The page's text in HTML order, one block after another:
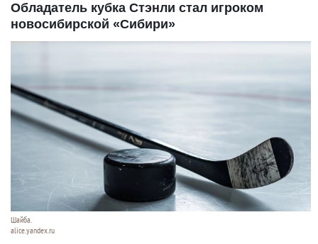
Обладатель кубка Стэнли стал игроком
новосибирской «Сибири»
Шайба.
alice.yandex.ru